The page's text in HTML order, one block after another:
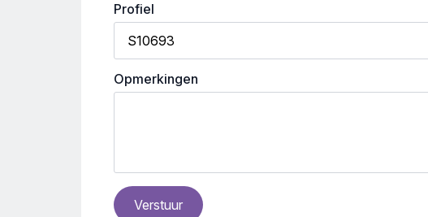
Profiel
Opmerkingen
Verstuur